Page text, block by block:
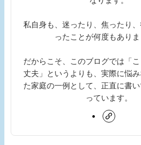
私自身も、迷ったり、焦ったり
ったことが何度もありま
だからこそ、このブログでは「
丈夫」というよりも、実際に悩
た家庭の一例として、正直に書
っています。